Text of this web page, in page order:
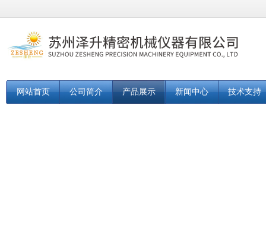
网站首页 公司简介 产品展示 新闻中心 技术支持